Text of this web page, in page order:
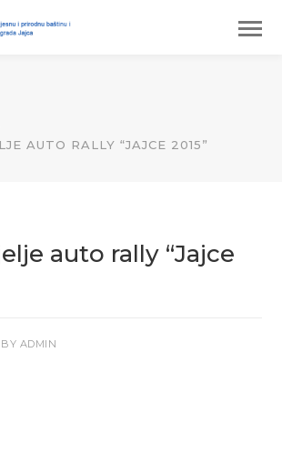
AUTO RALLY “JAJCE 2015”
auto rally “Jajce
BY ADMIN